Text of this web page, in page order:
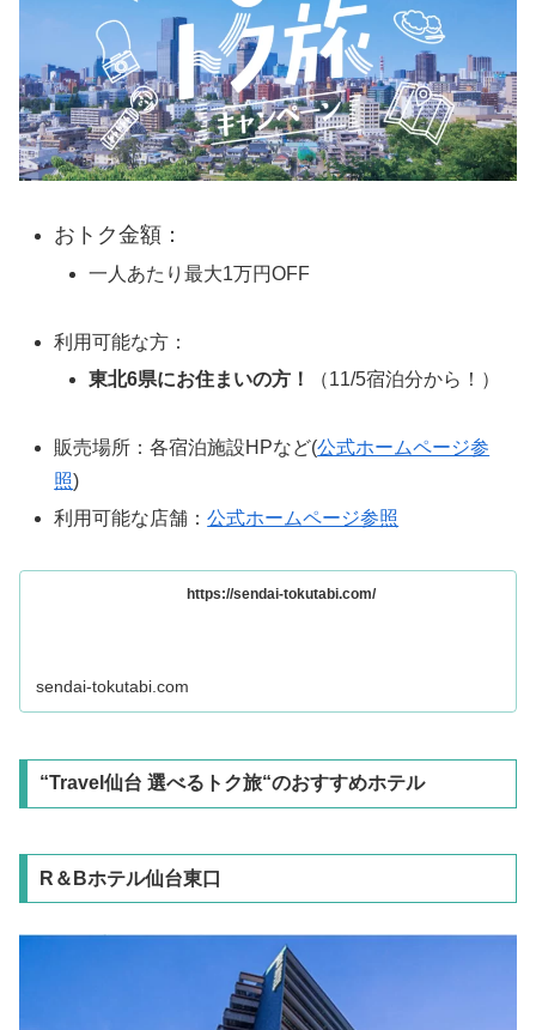
おトク金額：
一人あたり最大1万円OFF
利用可能な方：
東北6県にお住まいの方！
（11/5宿泊分から！）
販売場所：各宿泊施設HPなど(公式ホームページ参
照)
利用可能な店舗：公式ホームページ参照
https://sendai-tokutabi.com/
sendai-tokutabi.com
“Travel仙台 選べるトク旅“のおすすめホテル
R＆Bホテル仙台東口